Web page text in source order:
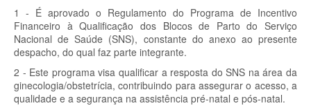
1 - É aprovado o Regulamento do Programa de Incentivo
Financeiro à Qualificação dos Blocos de Parto do Serviço
Nacional de Saúde (SNS), constante do anexo ao presente
despacho, do qual faz parte integrante.
2 - Este programa visa qualificar a resposta do SNS na área da
ginecologia/obstetrícia, contribuindo para assegurar o acesso, a
qualidade e a segurança na assistência pré-natal e pós-natal.